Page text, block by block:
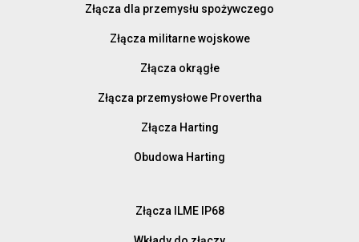
Złącza dla przemysłu spożywczego
Złącza militarne wojskowe
Złącza okrągłe
Złącza przemysłowe Provertha
Złącza Harting
Obudowa Harting
Złącza ILME IP68